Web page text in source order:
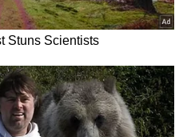
ಪ್ರಾಣ":
| Rishab
News
ಇಳಿಕೆ: ಮೋದಿ-